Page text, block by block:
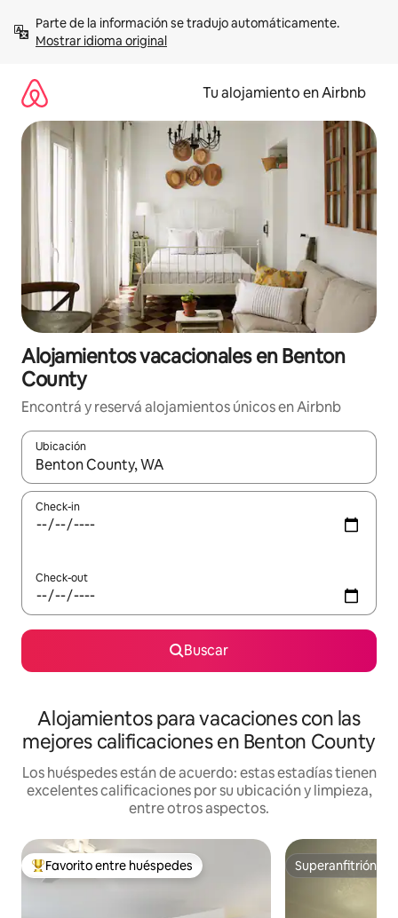
contenidoMostrar idioma original
Tu alojamiento en Airbnb
Alojamientos vacacionales en Benton
County
Encontrá y reservá alojamientos únicos en Airbnb
Ubicación
Cuando los resultados estén disponibles, navegá con las
Check-in
Check-out
Buscar
Alojamientos para vacaciones con las
mejores calificaciones en Benton County
Los huéspedes están de acuerdo: estas estadías tienen
excelentes calificaciones por su ubicación y limpieza,
entre otros aspectos.
Favorito entre los huéspedes más destacados
Favorito entre huéspedes Superanfitrión
Superanfitrión